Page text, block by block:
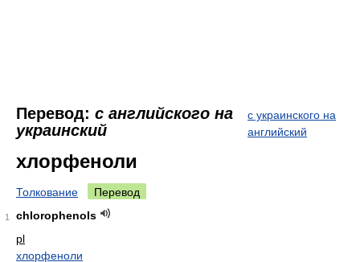
Перевод: с английского на
украинский
с украинского на
английский
хлорфеноли
Толкование Перевод
1
chlorophenols
pl
хлорфеноли